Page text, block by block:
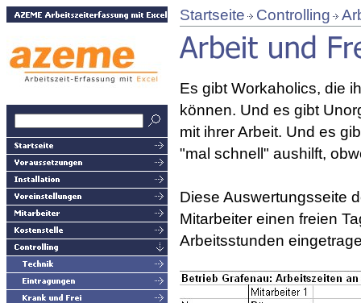
Startseite Controlling
Es gibt Workaholics, die
können. Und es gibt
mit ihrer Arbeit. Und es
"mal schnell" aushilft,
Diese Auswertungsseite
Mitarbeiter einen freien
Arbeitsstunden